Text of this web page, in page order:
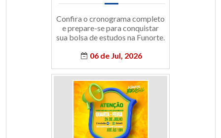
Confira o cronograma completo
e prepare-se para conquistar
sua bolsa de estudos na Funorte.
06 de Jul, 2026